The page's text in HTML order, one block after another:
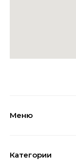
Меню
Категории